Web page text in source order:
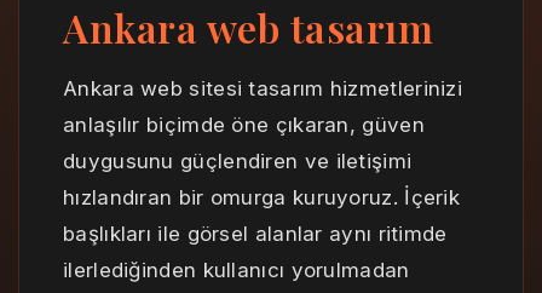
Ankara web tasarım
Ankara web sitesi tasarım hizmetlerinizi
anlaşılır biçimde öne çıkaran, güven
duygusunu güçlendiren ve iletişimi
hızlandıran bir omurga kuruyoruz. İçerik
başlıkları ile görsel alanlar aynı ritimde
ilerlediğinden kullanıcı yorulmadan